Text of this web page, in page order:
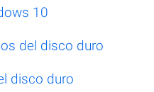
10
del disco duro
disco duro